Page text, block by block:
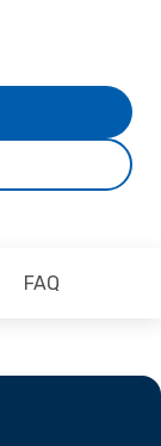
FAQ